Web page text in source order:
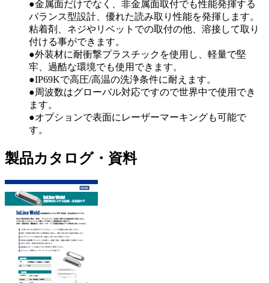
●金属面だけでなく、非金属面取付でも性能発揮する
バランス型設計、優れた読み取り性能を発揮します。
粘着剤、ネジやリベットでの取付の他、溶接して取り
付ける事ができます。
●外装材に耐衝撃プラスチックを使用し、軽量で堅
牢、過酷な環境でも使用できます。
●IP69Kで高圧/高温の洗浄条件に耐えます。
●周波数はグローバル対応ですので世界中で使用でき
ます。
●オプションで表面にレーザーマーキングも可能で
す。
製品カタログ・資料